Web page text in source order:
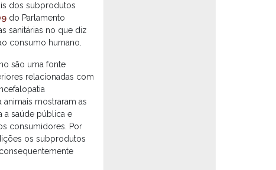
dos subprodutos
do Parlamento
sanitárias no que diz
consumo humano.
são uma fonte
relacionadas com
mostraram as
a saúde pública e
consumidores. Por
os subprodutos